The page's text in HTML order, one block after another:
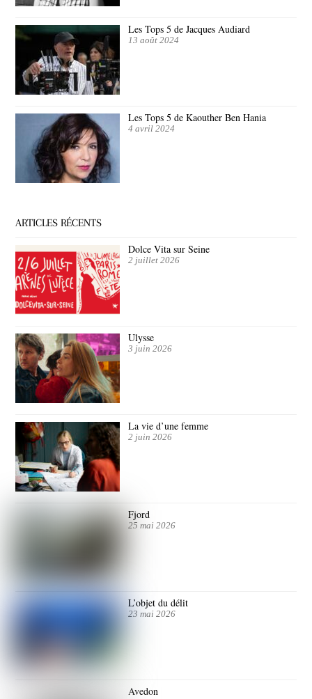
Les Tops 5 de Jacques Audiard
13 août 2024
Les Tops 5 de Kaouther Ben Hania
4 avril 2024
ARTICLES RÉCENTS
Dolce Vita sur Seine
2 juillet 2026
Ulysse
3 juin 2026
La vie d’une femme
2 juin 2026
Fjord
25 mai 2026
L’objet du délit
23 mai 2026
Avedon